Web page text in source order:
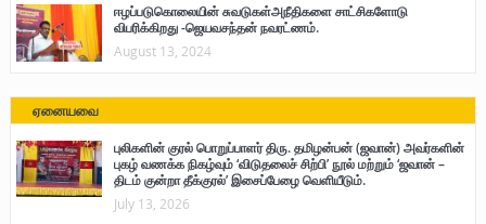
ஈழப்படுகொலையின் சுவடுகள்அநீதிகளை சாட்சிகளோடு
விபரிக்கிறது -ஜெயவசந்தன் நவரட்ணம்.
August 13, 2024
ஏனையவை
புலிகளின் குரல் பொறுப்பாளர் திரு. தமிழன்பன் (ஜவான்) அவர்களின்
புகழ் வணக்க நிகழ்வும் ‘விடுதலைச் சிற்பி’ நூல் மற்றும் ‘ஜவான் –
திடம் குன்றா தீக்குரல்’ இசைப்பேழை வெளியீடும்.
July 13, 2026